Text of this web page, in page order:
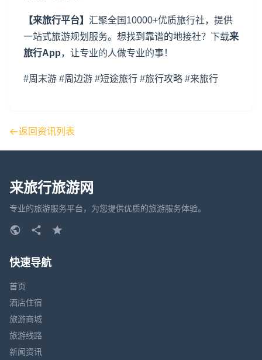
【来旅行平台】 汇聚全国10000+优质旅行社，提供
一站式旅游规划服务。想找到靠谱的地接社？下载来
旅行App，让专业的人做专业的事！
#周末游 #周边游 #短途旅行 #旅行攻略 #来旅行
返回资讯列表
来旅行旅游网
专业的旅游服务平台，为您提供优质的旅游服务体验。
快速导航
首页
酒店住宿
旅游商城
旅游线路
新闻资讯